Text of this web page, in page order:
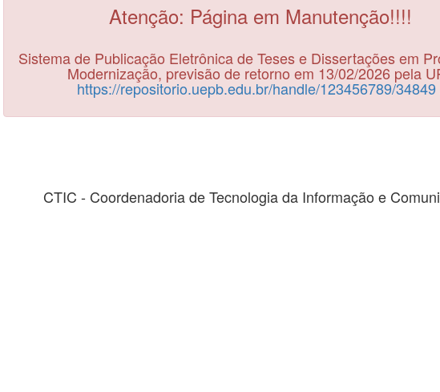
Atenção: Página em Manutenção!!!!
Sistema de Publicação Eletrônica de Teses e Dissertações em
Modernização, previsão de retorno em 13/02/2026 pela
https://repositorio.uepb.edu.br/handle/123456789/34849
CTIC - Coordenadoria de Tecnologia da Informação e